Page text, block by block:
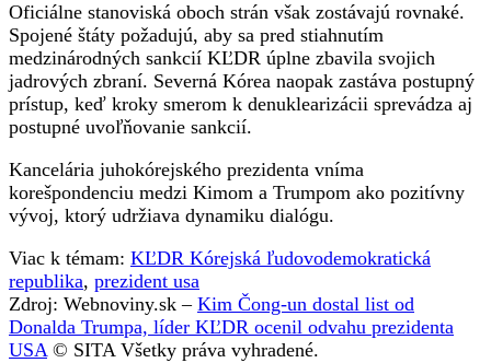
Oficiálne stanoviská oboch strán však zostávajú rovnaké.
Spojené štáty požadujú, aby sa pred stiahnutím
medzinárodných sankcií KĽDR úplne zbavila svojich
jadrových zbraní. Severná Kórea naopak zastáva postupný
prístup, keď kroky smerom k denuklearizácii sprevádza aj
postupné uvoľňovanie sankcií.
Kancelária juhokórejského prezidenta vníma
korešpondenciu medzi Kimom a Trumpom ako pozitívny
vývoj, ktorý udržiava dynamiku dialógu.
Viac k témam: KĽDR Kórejská ľudovodemokratická
republika, prezident usa
Zdroj: Webnoviny.sk – Kim Čong-un dostal list od
Donalda Trumpa, líder KĽDR ocenil odvahu prezidenta
USA© SITA Všetky práva vyhradené.